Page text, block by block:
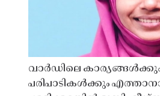
വാർഡിലെ കാര്യങ്ങൾക്കും
പരിപാടികൾക്കും